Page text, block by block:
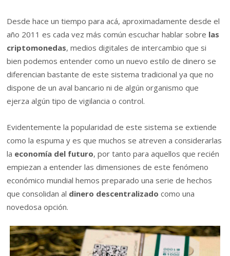
Desde hace un tiempo para acá, aproximadamente desde el
año 2011 es cada vez más común escuchar hablar sobre las
criptomonedas, medios digitales de intercambio que si
bien podemos entender como un nuevo estilo de dinero se
diferencian bastante de este sistema tradicional ya que no
dispone de un aval bancario ni de algún organismo que
ejerza algún tipo de vigilancia o control.
Evidentemente la popularidad de este sistema se extiende
como la espuma y es que muchos se atreven a considerarlas
la economía del futuro, por tanto para aquellos que recién
empiezan a entender las dimensiones de este fenómeno
económico mundial hemos preparado una serie de hechos
que consolidan al dinero descentralizado como una
novedosa opción.